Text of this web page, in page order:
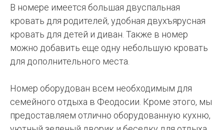
В номере имеется большая двуспальная
кровать для родителей, удобная двухъярусная
кровать для детей и диван. Также в номер
можно добавить еще одну небольшую кровать
для дополнительного места.
Номер оборудован всем необходимым для
семейного отдыха в Феодосии. Кроме этого, мы
предоставляем отлично оборудованную кухню,